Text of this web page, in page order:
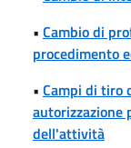
• Cambio di
procedimento
• Campi di tiro
autorizzazione
dell'attività